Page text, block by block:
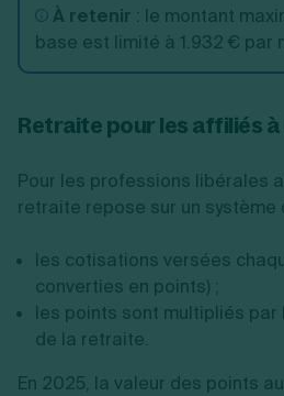
À retenir : le montant
base est limité à 1.932 € par
Retraite pour les affiliés à
Pour les professions libérales
retraite repose sur un système
les cotisations versées
converties en points) ;
les points sont multipliés par
de la retraite.
En 2025, la valeur des points